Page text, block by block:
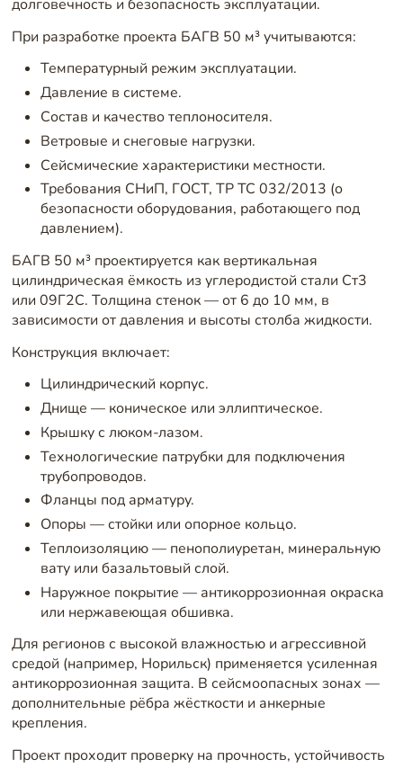
долговечность и безопасность эксплуатации.
При разработке проекта БАГВ 50 м³ учитываются:
Температурный режим эксплуатации.
Давление в системе.
Состав и качество теплоносителя.
Ветровые и снеговые нагрузки.
Сейсмические характеристики местности.
Требования СНиП, ГОСТ, ТР ТС 032/2013 (о
безопасности оборудования, работающего под
давлением).
БАГВ 50 м³ проектируется как вертикальная
цилиндрическая ёмкость из углеродистой стали Ст3
или 09Г2С. Толщина стенок — от 6 до 10 мм, в
зависимости от давления и высоты столба жидкости.
Конструкция включает:
Цилиндрический корпус.
Днище — коническое или эллиптическое.
Крышку с люком-лазом.
Технологические патрубки для подключения
трубопроводов.
Фланцы под арматуру.
Опоры — стойки или опорное кольцо.
Теплоизоляцию — пенополиуретан, минеральную
вату или базальтовый слой.
Наружное покрытие — антикоррозионная окраска
или нержавеющая обшивка.
Для регионов с высокой влажностью и агрессивной
средой (например, Норильск) применяется усиленная
антикоррозионная защита. В сейсмоопасных зонах —
дополнительные рёбра жёсткости и анкерные
крепления.
Проект проходит проверку на прочность, устойчивость